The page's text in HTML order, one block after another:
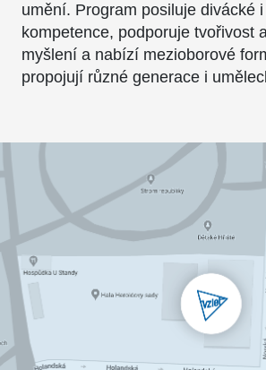
umění. Program posiluje divácké
kompetence, podporuje tvořivost
myšlení a nabízí mezioborové
propojují různé generace i